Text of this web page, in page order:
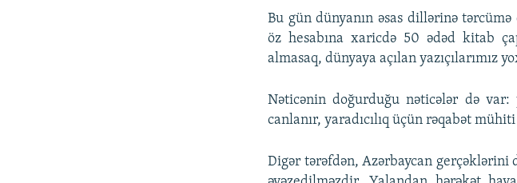
Bu gün dünyanın əsas dillərinə
öz hesabına xaricdə 50 ədəd kitab
almasaq, dünyaya açılan yazıçılarımız
Nəticənin doğurduğu nəticələr də
canlanır, yaradıcılıq üçün rəqabət
Digər tərəfdən, Azərbaycan gerçəklərini